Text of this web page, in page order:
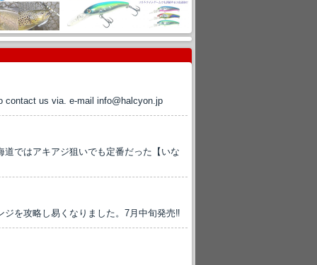
contact us via. e-mail info@halcyon.jp
ではアキアジ狙いでも定番だった【いな
を攻略し易くなりました。7月中旬発売‼